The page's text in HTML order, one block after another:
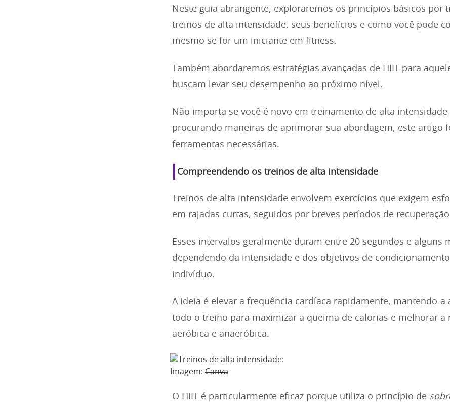
Neste guia abrangente, exploraremos os princípios básicos por
treinos de alta intensidade, seus benefícios e como você pode
mesmo se for um iniciante em fitness.
Também abordaremos estratégias avançadas de HIIT para
buscam levar seu desempenho ao próximo nível.
Não importa se você é novo em treinamento de alta intensidade
procurando maneiras de aprimorar sua abordagem, este artigo
ferramentas necessárias.
Compreendendo os treinos de alta intensidade
Treinos de alta intensidade envolvem exercícios que exigem
em rajadas curtas, seguidos por breves períodos de
Esses intervalos geralmente duram entre 20 segundos e alguns
dependendo da intensidade e dos objetivos de
indivíduo.
A ideia é elevar a frequência cardíaca rapidamente, mantendo-a
todo o treino para maximizar a queima de calorias e melhorar a
aeróbica e anaeróbica.
Imagem: Canva
O HIIT é particularmente eficaz porque utiliza o princípio de